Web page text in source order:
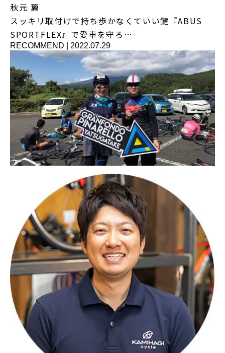
秋元 翼
スッキリ取付けで持ち歩かなくていい鍵『ABUS
SPORTFLEX』で愛車を守ろ…
RECOMMEND 2022.07.29